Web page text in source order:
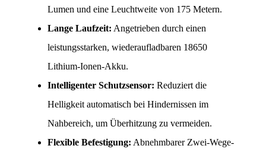
Lumen und eine Leuchtweite von 175 Metern.
Lange Laufzeit: Angetrieben durch einen
leistungsstarken, wiederaufladbaren 18650
Lithium-Ionen-Akku.
Intelligenter Schutzsensor: Reduziert die
Helligkeit automatisch bei Hindernissen im
Nahbereich, um Überhitzung zu vermeiden.
Flexible Befestigung: Abnehmbarer Zwei-Wege-